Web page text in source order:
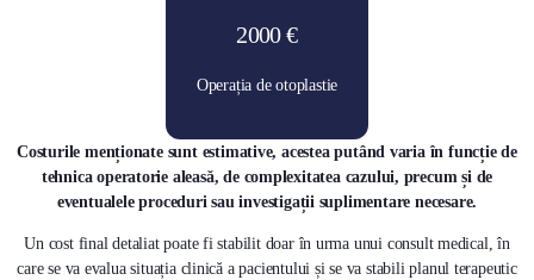
2000 €
Operația de otoplastie
Costurile menționate sunt estimative, acestea putând varia în funcție de
tehnica operatorie aleasă, de complexitatea cazului, precum și de
eventualele proceduri sau investigații suplimentare necesare.
Un cost final detaliat poate fi stabilit doar în urma unui consult medical, în
care se va evalua situația clinică a pacientului și se va stabili planul terapeutic